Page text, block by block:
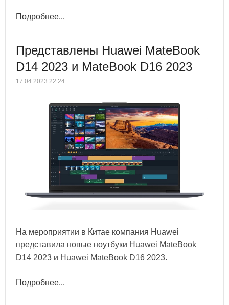
Подробнее...
Представлены Huawei MateBook
D14 2023 и MateBook D16 2023
17.04.2023 22:24
На мероприятии в Китае компания Huawei
представила новые ноутбуки Huawei MateBook
D14 2023 и Huawei MateBook D16 2023.
Подробнее...